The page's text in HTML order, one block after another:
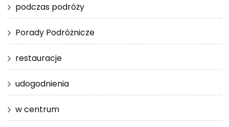
podczas podróży
Porady Podróżnicze
restauracje
udogodnienia
w centrum